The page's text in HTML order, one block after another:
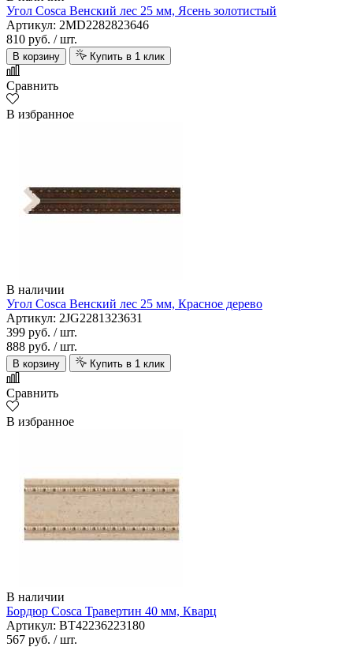
Угол Cosca Венский лес 25 мм, Ясень золотистый
Артикул: 2MD2282823646
810 руб. / шт.
В корзину Купить в 1 клик
Сравнить
В избранное
В наличии
Угол Cosca Венский лес 25 мм, Красное дерево
Артикул: 2JG2281323631
399 руб. / шт.
888 руб. / шт.
В корзину Купить в 1 клик
Сравнить
В избранное
В наличии
Бордюр Cosca Травертин 40 мм, Кварц
Артикул: BT42236223180
567 руб. / шт.